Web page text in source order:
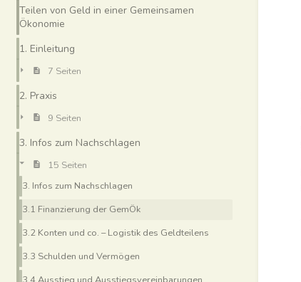
Teilen von Geld in einer Gemeinsamen
Ökonomie
1. Einleitung
7 Seiten
2. Praxis
9 Seiten
3. Infos zum Nachschlagen
15 Seiten
3. Infos zum Nachschlagen
3.1 Finanzierung der GemÖk
3.2 Konten und co. – Logistik des Geldteilens
3.3 Schulden und Vermögen